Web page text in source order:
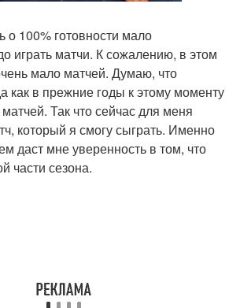
о 100% готовности мало
играть матчи. К сожалению, в этом
мало матчей. Думаю, что
как в прежние годы к этому моменту
Так что сейчас для меня
который я смогу сыграть. Именно
даст мне уверенность в том, что
части сезона.